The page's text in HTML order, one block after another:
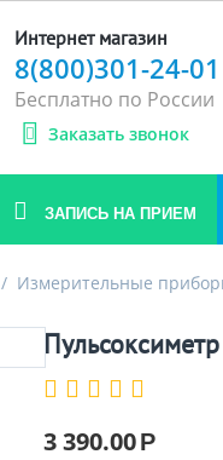
Интернет магазин
8(800)301-24-01
Бесплатно по России
Заказать звонок
ЗАПИСЬ НА ПРИЕМ
/ Измерительные
3 390.00Р